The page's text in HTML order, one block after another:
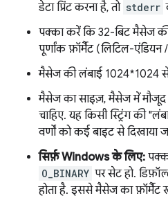
डेटा प्रिंट करना है, तो stderr
पक्का करें कि 32-बिट मैसेज
पूर्णांक फ़ॉर्मैट (लिटिल-एंडियन
मैसेज की लंबाई 1024*1024 से
मैसेज का साइज़, मैसेज में मौजूद
चाहिए. यह किसी स्ट्रिंग की
वर्णों को कई बाइट से दिखाया
सिर्फ़ Windows के लिए:
O_BINARY पर सेट हो.
होता है. इससे मैसेज का फ़ॉर्मैट